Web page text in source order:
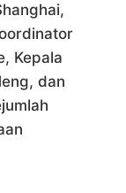
Kepala
dan